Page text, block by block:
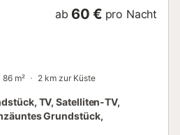
ab 60 € pro Nacht
86 m² 2 km zur Küste
TV, Satelliten-TV,
Grundstück,